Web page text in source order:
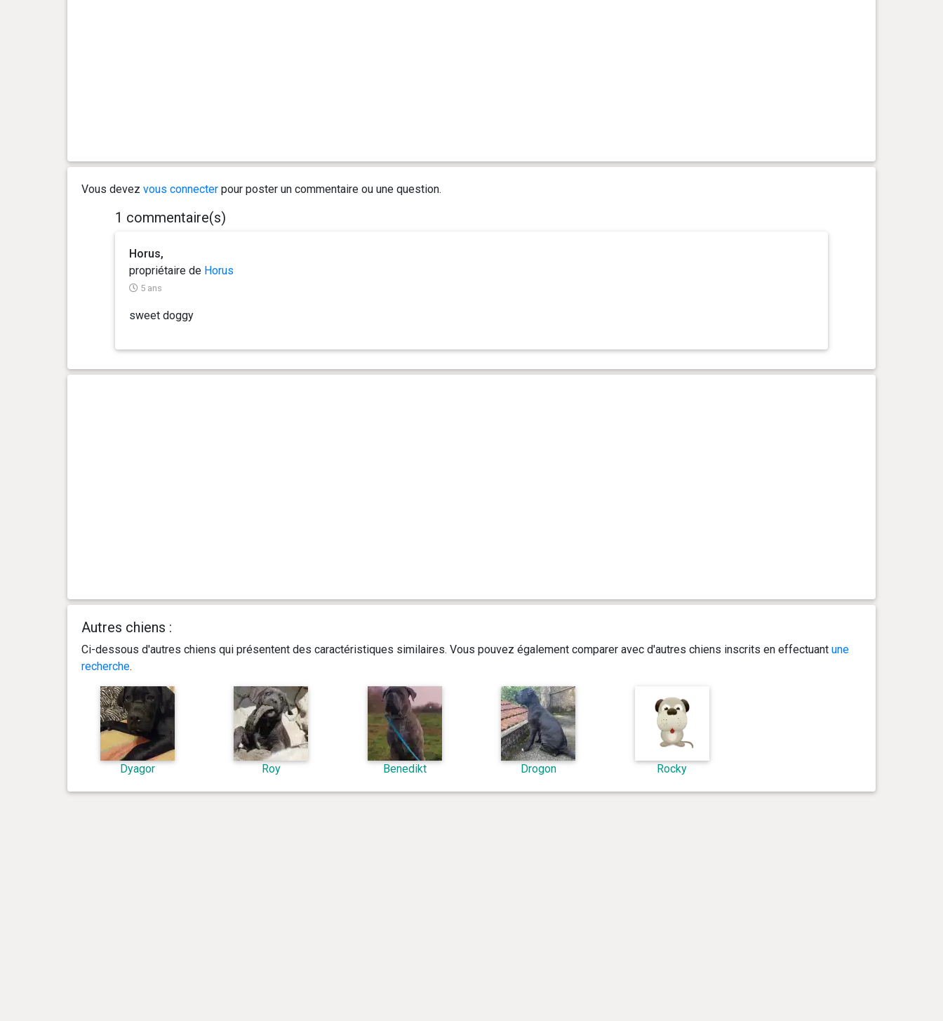
Vous devez vous connecterpour poster un commentaire ou une question.
1 commentaire(s)
Horus,
propriétaire de Horus
5 ans
sweet doggy
Autres chiens :
Ci-dessous d'autres chiens qui présentent des caractéristiques similaires. Vous pouvez également comparer avec d'autres chiens inscrits en effectuant une
recherche.
Dyagor Roy Benedikt Drogon Rocky